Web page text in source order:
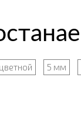
цветной 5 мм